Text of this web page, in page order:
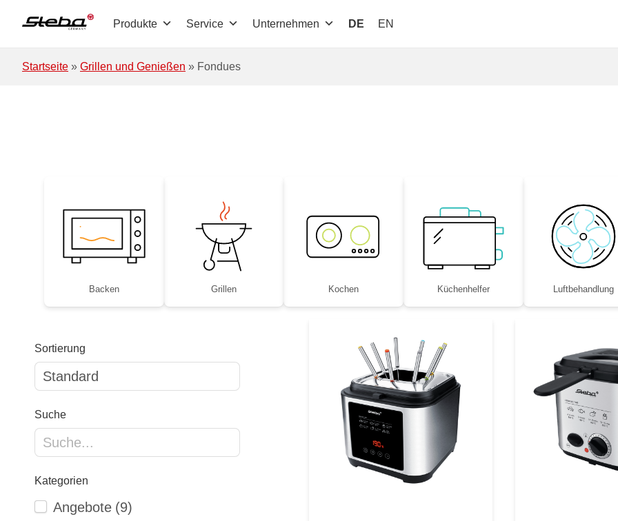
Produkte Service Unternehmen DE EN
Startseite » Grillen und Genießen » Fondues
Backen Grillen Kochen Küchenhelfer Luftbe­handlung
Sortierung
Suche
Kategorien
Angebote (9)